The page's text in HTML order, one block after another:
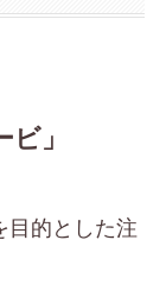
」
目的とした注